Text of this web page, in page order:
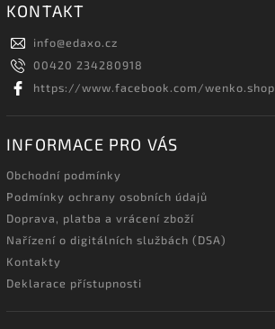
KONTAKT
info@edaxo.cz
00420 234280918
https://www.facebook.com/wenko.shop
INFORMACE PRO VÁS
Obchodní podmínky
Podmínky ochrany osobních údajů
Doprava, platba a vrácení zboží
Nařízení o digitálních službách (DSA)
Kontakty
Deklarace přístupnosti